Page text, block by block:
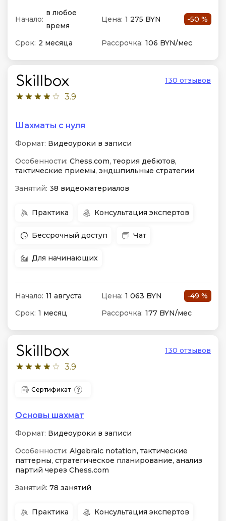
Начало:
в любое
время
Цена: 1 275 BYN -50 %
Срок: 2 месяца Рассрочка: 106 BYN/мес
3.9
130 отзывов
Шахматы с нуля
Формат: Видеоуроки в записи
Особенности: Chess.com, теория дебютов,
тактические приемы, эндшпильные стратегии
Занятий: 38 видеоматериалов
Практика Консультация экспертов
Бессрочный доступ Чат
Для начинающих
Начало: 11 августа Цена: 1 063 BYN
-49 %
Срок: 1 месяц Рассрочка: 177 BYN/мес
3.9
130 отзывов
Сертификат
Основы шахмат
Формат: Видеоуроки в записи
Особенности: Algebraic notation, тактические
паттерны, стратегическое планирование, анализ
партий через Chess.com
Занятий: 78 занятий
Практика Консультация экспертов